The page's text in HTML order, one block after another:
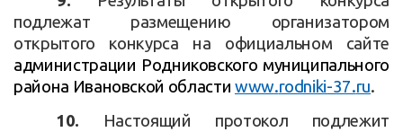
подлежат размещению организатором
открытого конкурса на официальном сайте
администрации Родниковского муниципального
района Ивановской области www.rodniki-37.ru.
10. Настоящий протокол подлежит